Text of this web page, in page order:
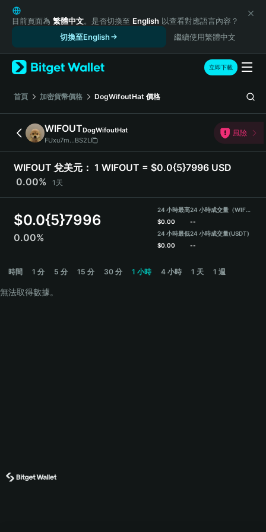
English
日本語
Русский
Español (Latinoamérica)
Türkçe
Italiano
Deutsch
简体中文
繁體中文
Português (Portugal)
Bahasa Indonesia
Español
目前頁面為 繁體中文。是否切換至 English 以查看對應語言內容？
切換至English
繼續使用繁體中文
立即下載
首頁 加密貨幣價格 DogWifoutHat 價格
WIFOUTDogWifoutHat
FUxu7m...BS2L
風險
WIFOUT 兌美元： 1 WIFOUT = $0.0{5}7996 USD
0.00%
1天
$0.0{5}7996
0.00%
24 小時最高
$0.00
24 小時最低
$0.00
24 小時成交量（WIFOUT）
--
24 小時成交量(USDT)
--
時間 1 分 5 分 15 分 30 分 1 小時 4 小時 1 天 1 週
無法取得數據。